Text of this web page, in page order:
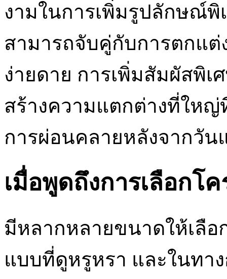
งามในการเพิ่มรูปลักษณ์
สามารถจับคู่กับการตกแ
ง่ายดาย การเพิ่มสัมผัสพิ
สร้างความแตกต่างที่ใหญ่
การผ่อนคลายหลังจากวัน
เมื่อพูดถึงการเลือกโ
มีหลากหลายขนาดให้เลื
แบบที่ดูหรูหรา และในทา